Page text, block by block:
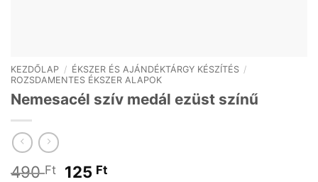
KEZDŐLAP / ÉKSZER ÉS AJÁNDÉKTÁRGY KÉSZÍTÉS /
ROZSDAMENTES ÉKSZER ALAPOK
Nemesacél szív medál ezüst színű
490Ft
Original
125 FtCurrent